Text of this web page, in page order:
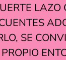
LAZO
SE